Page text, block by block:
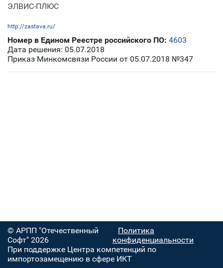
ЭЛВИС-ПЛЮС
http://zastava.ru/
Номер в Едином Реестре российского ПО: 4603
Дата решения: 05.07.2018
Приказ Минкомсвязи России от 05.07.2018 №347
© АРПП "Отечественный
Софт" 2026
Политика
конфиденциальности
При поддержке Центра компетенций по
импортозамещению в сфере ИКТ